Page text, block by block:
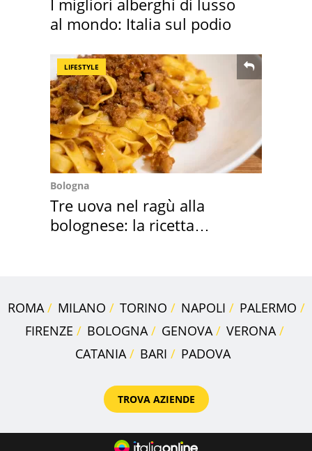
I migliori alberghi di lusso
al mondo: Italia sul podio
LIFESTYLE
Bologna
Tre uova nel ragù alla
bolognese: la ricetta
ROMA MILANO TORINO NAPOLI
PALERMO
FIRENZE
BOLOGNA GENOVA
VERONA
CATANIA
BARI PADOVA
TROVA AZIENDE